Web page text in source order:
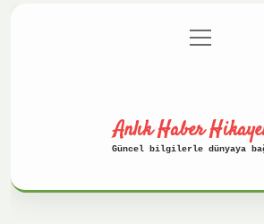
Gizlilik
menüyü
aç
Anlık Haber
Güncel bilgilerle dünyaya